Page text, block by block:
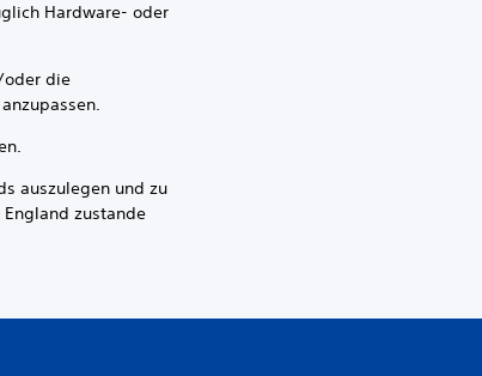
Hardware- oder
die
auszulegen und zu
zustande